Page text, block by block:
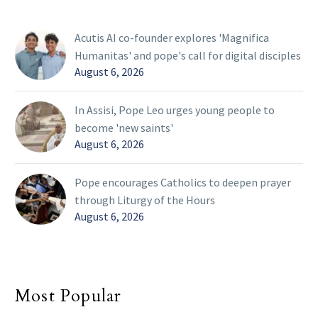
Acutis AI co-founder explores 'Magnifica
Humanitas' and pope's call for digital disciples
August 6, 2026
In Assisi, Pope Leo urges young people to
become 'new saints'
August 6, 2026
Pope encourages Catholics to deepen prayer
through Liturgy of the Hours
August 6, 2026
Most Popular